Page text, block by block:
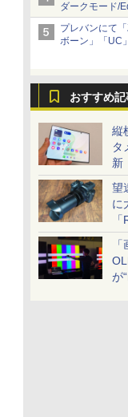
ダークモード/
数の脆弱性に
ト
プレバンにて
ボーン」「UC
した抽選販売
おすすめ記
縦
タ
新
望
に
が